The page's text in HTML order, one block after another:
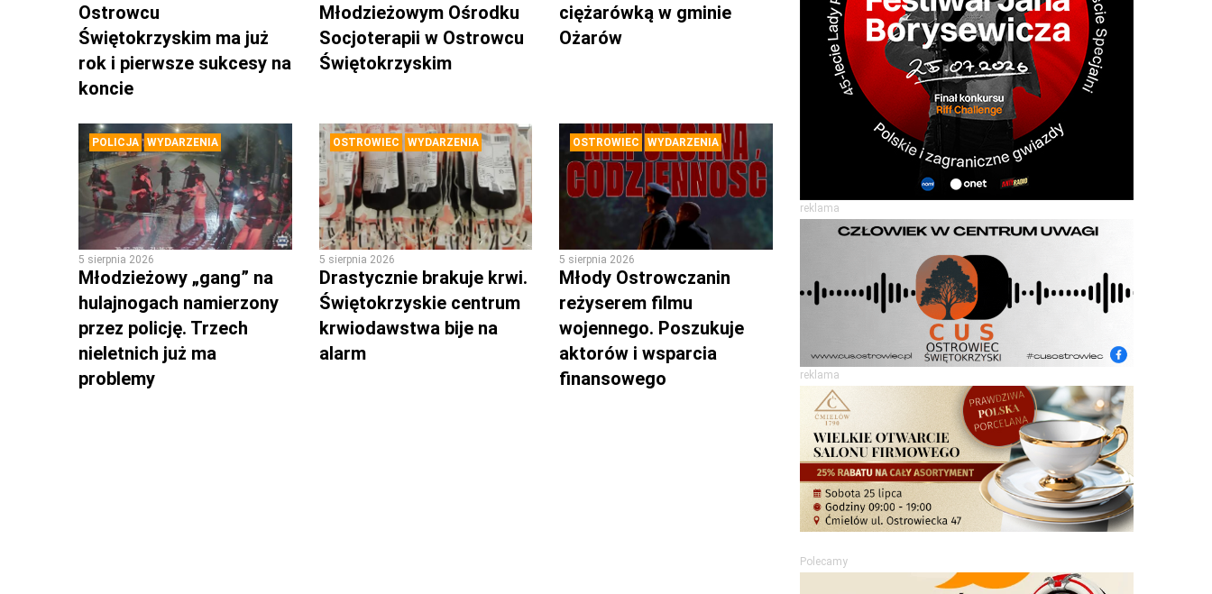
Ostrowcu
Świętokrzyskim ma już
rok i pierwsze sukcesy na
koncie
Młodzieżowym Ośrodku
Socjoterapii w Ostrowcu
Świętokrzyskim
ciężarówką w gminie
Ożarów
POLICJA WYDARZENIA
5 sierpnia 2026
Młodzieżowy „gang” na
hulajnogach namierzony
przez policję. Trzech
nieletnich już ma
problemy
OSTROWIEC WYDARZENIA
5 sierpnia 2026
Drastycznie brakuje krwi.
Świętokrzyskie centrum
krwiodawstwa bije na
alarm
OSTROWIEC WYDARZENIA
5 sierpnia 2026
Młody Ostrowczanin
reżyserem filmu
wojennego. Poszukuje
aktorów i wsparcia
finansowego
reklama
reklama
Polecamy